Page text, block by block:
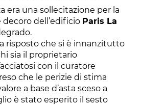
era una sollecitazione per la
decoro dell’edificio Paris La
risposto che si è innanzitutto
sia il proprietario
con il curatore
che le perizie di stima
a base d’asta sceso a
è stato esperito il sesto